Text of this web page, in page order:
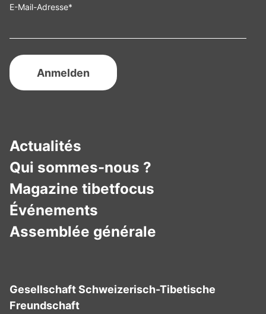
Actualités
Qui sommes-nous ?
Magazine tibetfocus
Événements
Assemblée générale
Gesellschaft Schweizerisch-Tibetische
Freundschaft
E-Mail-Adresse*